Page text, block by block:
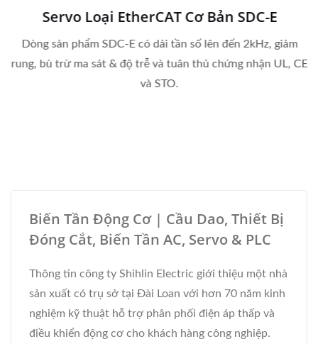
Servo Loại EtherCAT Cơ Bản SDC-E
Dòng sản phẩm SDC-E có dải tần số lên đến 2kHz, giảm
rung, bù trừ ma sát & độ trễ và tuân thủ chứng nhận UL, CE
và STO.
Biến Tần Động Cơ | Cầu Dao, Thiết Bị
Đóng Cắt, Biến Tần AC, Servo & PLC
Thông tin công ty Shihlin Electric giới thiệu một nhà
sản xuất có trụ sở tại Đài Loan với hơn 70 năm kinh
nghiệm kỹ thuật hỗ trợ phân phối điện áp thấp và
điều khiển động cơ cho khách hàng công nghiệp.